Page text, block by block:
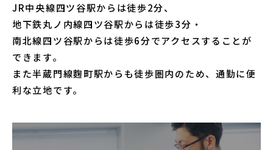
JR中央線四ツ谷駅からは徒歩2分、
地下鉄丸ノ内線四ツ谷駅からは徒歩3分・
南北線四ツ谷駅からは徒歩6分でアクセスすることが
できます。
また半蔵門線麴町駅からも徒歩圏内のため、通勤に便
利な立地です。